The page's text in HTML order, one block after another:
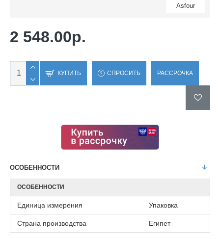
Asfour
2 548.00р.
КУПИТЬ СПРОСИТЬ РАССРОЧКА
ОСОБЕННОСТИ
ОСОБЕННОСТИ
Единица измерения Упаковка
Страна производства Египет